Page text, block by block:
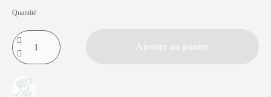
Quantité
Ajouter au panier